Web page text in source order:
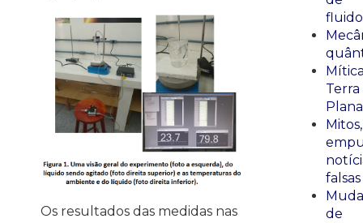
Os resultados das medidas nas
Terra
Plana
Mitos,
falsas
de